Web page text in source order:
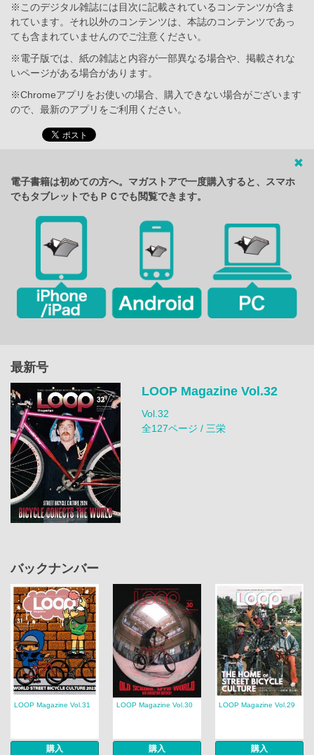
※このデジタル雑誌には目次に記載されているコンテンツが含ま
れています。それ以外のコンテンツは、本誌のコンテンツであっ
ても含まれていませんのでご注意ください。
※電子版では、紙の雑誌と内容が一部異なる場合や、掲載されな
いページがある場合があります。
※Chromeアプリをお使いの場合、購入できない場合がございます
ので、最新のアプリをご利用ください。
電子書籍は初めての方へ。マガストアで一度購入すると、スマホ
でもタブレットでもＰＣでも閲覧できます。
最新号
LOOP Magazine Vol.32
Vol.32
全127ページ / 三栄
バックナンバー
LOOP Magazine Vol.31
購入
LOOP Magazine Vol.30
購入
LOOP Magazine Vol.29
購入